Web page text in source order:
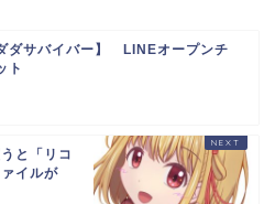
ダダサバイバー】 LINEオープンチ
ト
と「リコ
イルが